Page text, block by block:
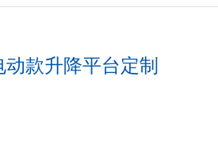
款升降平台定制